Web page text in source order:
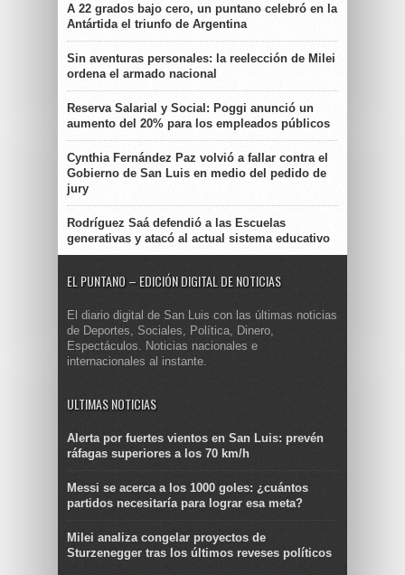
A 22 grados bajo cero, un puntano celebró en la
Antártida el triunfo de Argentina
Sin aventuras personales: la reelección de Milei
ordena el armado nacional
Reserva Salarial y Social: Poggi anunció un
aumento del 20% para los empleados públicos
Cynthia Fernández Paz volvió a fallar contra el
Gobierno de San Luis en medio del pedido de
jury
Rodríguez Saá defendió a las Escuelas
generativas y atacó al actual sistema educativo
EL PUNTANO – EDICIÓN DIGITAL DE NOTICIAS
El diario digital de San Luis con las últimas noticias
de Deportes, Sociales, Política, Dinero,
Espectáculos. Noticias nacionales e
internacionales al instante.
ULTIMAS NOTICIAS
Alerta por fuertes vientos en San Luis: prevén
ráfagas superiores a los 70 km/h
Messi se acerca a los 1000 goles: ¿cuántos
partidos necesitaría para lograr esa meta?
Milei analiza congelar proyectos de
Sturzenegger tras los últimos reveses políticos